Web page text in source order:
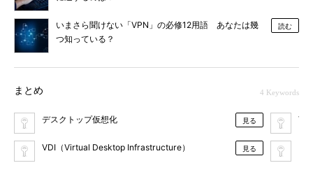
いまさら聞けない「VPN」の必修12用語 あなたは幾
つ知っている？
読む
まとめ 4 Keywords
デスクトップ仮想化 見る
VDI（Virtual Desktop Infrastructure） 見る